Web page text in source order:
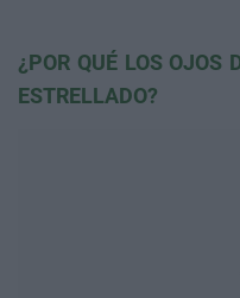
¿POR QUÉ LOS OJOS
ESTRELLADO?